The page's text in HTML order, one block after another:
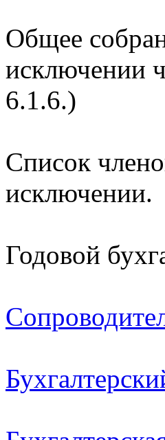
Общее
исключении
6.1.6.)
Список
исключении.
Годовой